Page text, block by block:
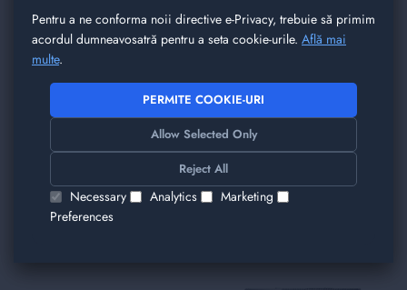
Pentru a ne conforma noii directive e-Privacy, trebuie să primim
acordul dumneavosatră pentru a seta cookie-urile. Află mai
multe.
PERMITE COOKIE-URI
Allow Selected Only
Reject All
Necessary Analytics
Marketing
Preferences
TRIMITE
Am găsit alte produse care v-ar plăcea!